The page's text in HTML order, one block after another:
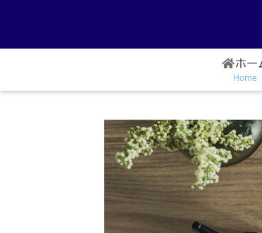
ホー
Home